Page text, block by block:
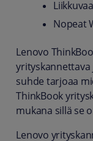
Nopeat
Lenovo
suhde tarjoaa
ThinkBook
mukana sillä se
Lenovo